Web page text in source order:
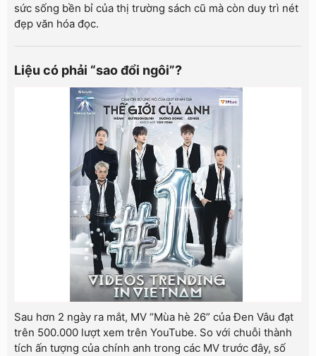
sức sống bền bỉ của thị trường sách cũ mà còn duy trì nét
đẹp văn hóa đọc.
Liệu có phải “sao đổi ngôi”?
Sau hơn 2 ngày ra mắt, MV “Mùa hè 26” của Đen Vâu đạt
trên 500.000 lượt xem trên YouTube. So với chuỗi thành
tích ấn tượng của chính anh trong các MV trước đây, số